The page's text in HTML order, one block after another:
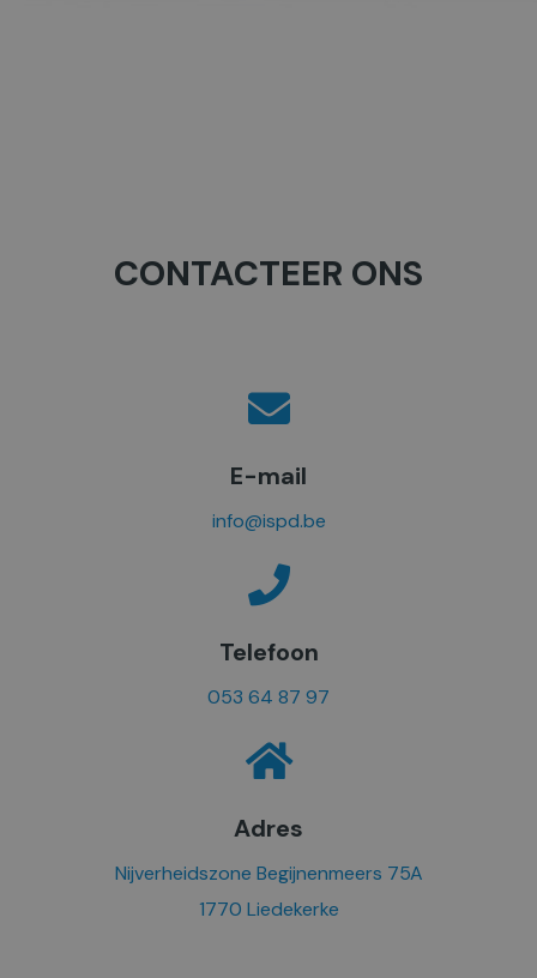
CONTACTEER ONS
E-mail
info@ispd.be
Telefoon
053 64 87 97
Adres
Nijverheidszone Begijnenmeers 75A
1770 Liedekerke